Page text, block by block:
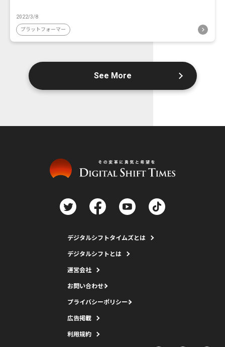
2022/3/8
プラットフォーマー
See More
デジタルシフトタイムズとは
デジタルシフトとは
運営会社
お問い合わせ
プライバシーポリシー
広告掲載
利用規約